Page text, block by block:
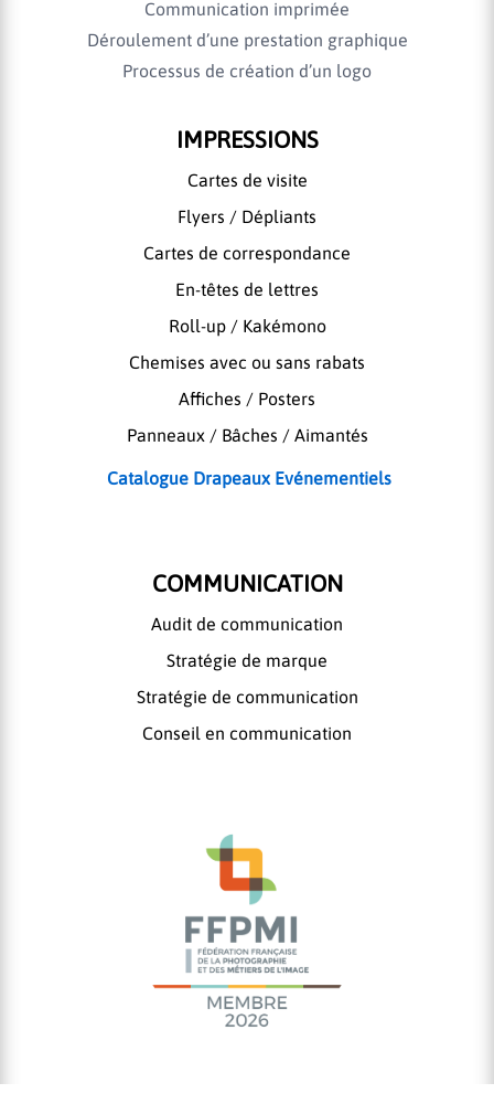
Communication imprimée
Déroulement d’une prestation graphique
Processus de création d’un logo
IMPRESSIONS
Cartes de visite
Flyers / Dépliants
Cartes de correspondance
En-têtes de lettres
Roll-up / Kakémono
Chemises avec ou sans rabats
Affiches / Posters
Panneaux / Bâches / Aimantés
Catalogue Drapeaux Evénementiels
COMMUNICATION
Audit de communication
Stratégie de marque
Stratégie de communication
Conseil en communication